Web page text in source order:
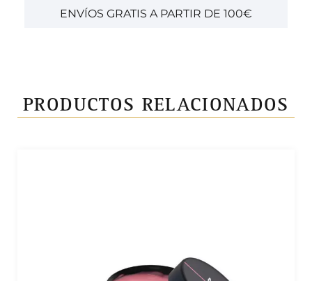
ENVÍOS GRATIS A PARTIR DE 100€
PRODUCTOS RELACIONADOS